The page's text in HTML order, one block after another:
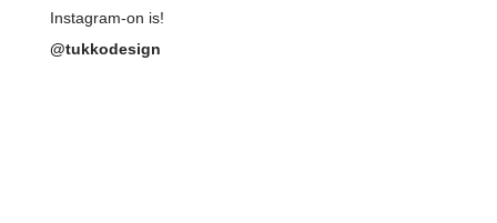
Instagram-on is!
@tukkodesign